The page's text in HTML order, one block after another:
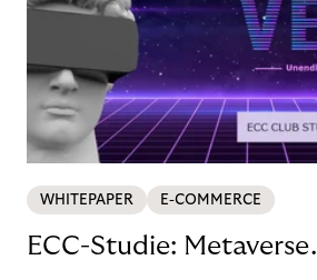
WHITEPAPER E-COMMERCE
ECC-Studie: Metaverse.